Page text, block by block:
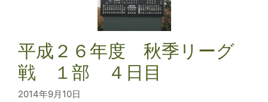
平成２６年度 秋季リーグ
戦 １部 ４日目
2014年9月10日